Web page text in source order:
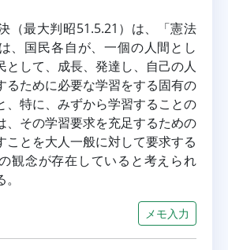
（最大判昭51.5.21）は、「憲法
、国民各自が、一個の人間とし
として、成長、発達し、自己の人
るために必要な学習をする固有の
、特に、みずから学習することの
、その学習要求を充足するための
ことを大人一般に対して要求する
観念が存在していると考えられ
メモ入力